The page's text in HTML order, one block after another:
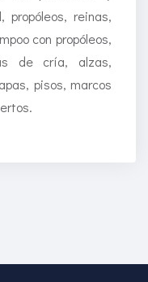
propóleos, reinas,
con propóleos,
de cría, alzas,
pisos, marcos